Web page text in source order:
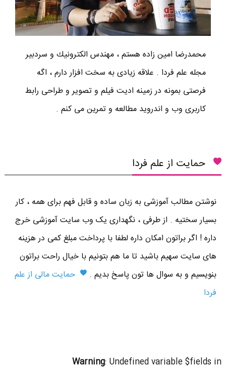
محمدرضا امين زاده هستم ، مهندس الكترونيك و سردبير
مجله علم فردا . علاقه زیادی به سخت افزار دارم ، اگه
فرصتی بمونه در زمینه ادیت فیلم و تصویر و طراحی رابط
کاربری وب و اندروید مطالعه و تمرین می کنم .
حمایت از علم فردا
نوشتن مطالب آموزشی به زبان ساده و قابل فهم برای همه ، کار
بسیار سختیه . از طرفی ، نگهداری یک وب سایت آموزشی خرج
داره ! اگر براتون امکان داره لطفا با پرداخت مبلغ کمی در هزینه
های سایت سهیم باشید تا ما هم بتونیم با خیال راحت براتون
بنویسیم و به سوال ها تون پاسخ بدیم .
حمایت مالی از علم
فردا
Warning: Undefined variable $fields in